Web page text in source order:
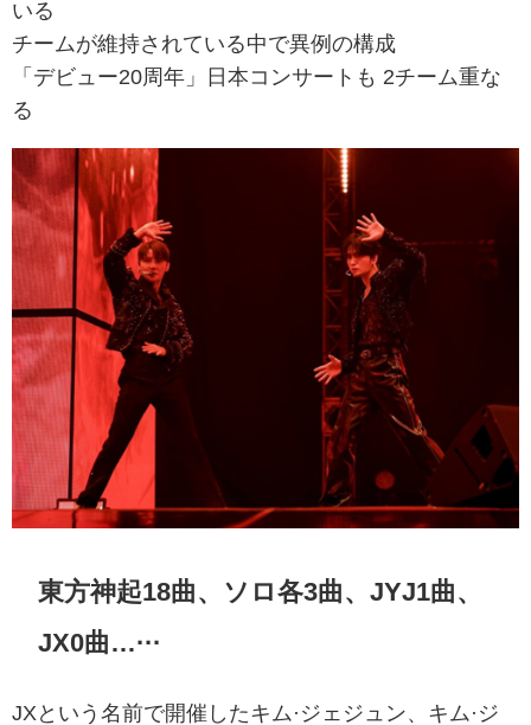
いる
チームが維持されている中で異例の構成
「デビュー20周年」日本コンサートも 2チーム重な
る
東方神起18曲、ソロ各3曲、JYJ1曲、
JX0曲…···
JXという名前で開催したキム·ジェジュン、キム·ジ